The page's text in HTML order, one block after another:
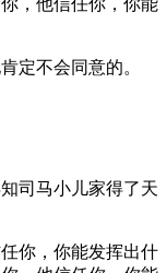
定不会同意的。
司马小儿家得了天